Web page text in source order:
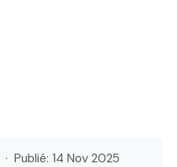
· Publié: 14 Nov 2025